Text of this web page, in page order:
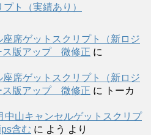
ト（実績あり）
席ゲットスクリプト（新ロジ
ス版アップ 微修正 に
席ゲットスクリプト（新ロジ
ス版アップ 微修正 に
トーカ
中山キャンセルゲットスクリプ
含む に よう より